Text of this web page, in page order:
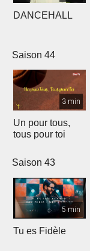
DANCEHALL
Saison 44
3 min
Un pour tous,
tous pour toi
Saison 43
5 min
Tu es Fidèle